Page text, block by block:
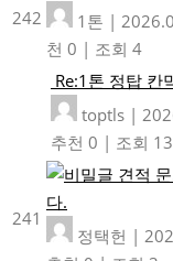
242
1톤 |
천 0 | 조회 4
Re:1톤 정탑 칸
toptls |
추천 0 | 조회
241
견적
다.
정택헌 |